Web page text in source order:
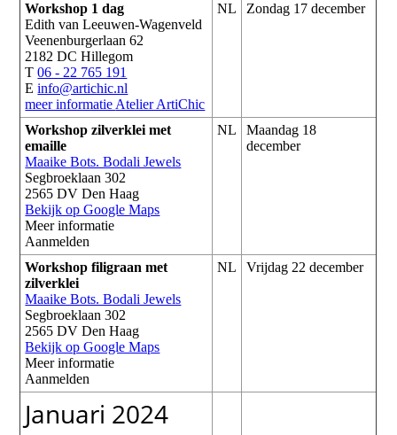
Workshop 1 dag
Edith van Leeuwen-Wagenveld
Veenenburgerlaan 62
2182 DC Hillegom
T06 - 22 765 191
Einfo@artichic.nl
meer informatie Atelier ArtiChic
NL Zondag 17 december
Workshop zilverklei met
emaille
Maaike Bots. Bodali Jewels
Segbroeklaan 302
2565 DV Den Haag
Bekijk op Google Maps
Meer informatie
Aanmelden
NL
Maandag 18
december
Workshop filigraan met
zilverklei
Maaike Bots. Bodali Jewels
Segbroeklaan 302
2565 DV Den Haag
Bekijk op Google Maps
Meer informatie
Aanmelden
NL Vrijdag 22 december
Januari 2024